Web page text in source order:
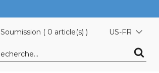
Soumission ( 0 article(s) ) US-FR